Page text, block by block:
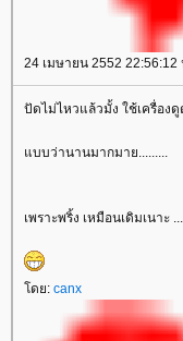
24 เมษายน 2552 22:56:12
ปัดไม่ไหวแล้วมั้ง ใช้เครื่อง
บบว่านานมากมาย.........
เพราะพริ้ง เหมือนเดิมเนาะ ...
ดย: canx